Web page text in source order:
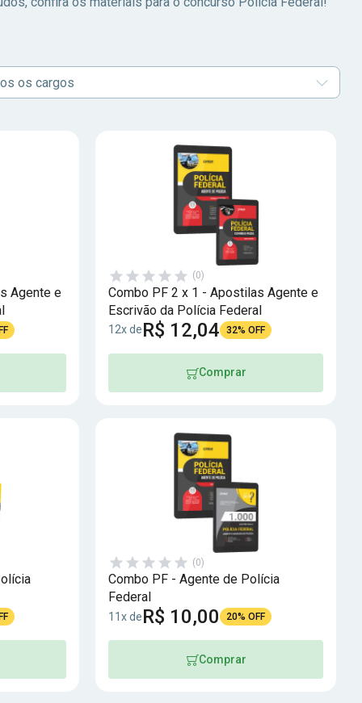
os cargos
Agente e
(0)
Combo PF 2 x 1 - Apostilas Agente e
Escrivão da Polícia Federal
12x deR$ 12,04 32% OFF
Comprar
(0)
Combo PF - Agente de Polícia
Federal
11x deR$ 10,00 20% OFF
Comprar